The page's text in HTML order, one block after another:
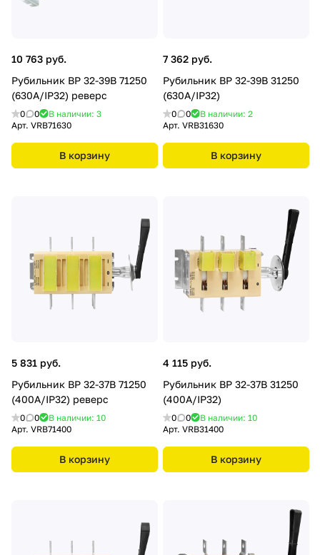
10 763 руб.
Рубильник ВР 32-39В 71250
(630А/IP32) реверс
0 0
В наличии: 3
Арт. VRB71630
В корзину
7 362 руб.
Рубильник ВР 32-39В 31250
(630А/IP32)
0 0
В наличии: 2
Арт. VRB31630
В корзину
5 831 руб.
Рубильник ВР 32-37В 71250
(400А/IP32) реверс
0 0
В наличии: 10
Арт. VRB71400
В корзину
4 115 руб.
Рубильник ВР 32-37В 31250
(400А/IP32)
0 0
В наличии: 10
Арт. VRB31400
В корзину